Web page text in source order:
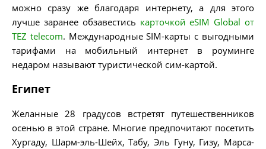
можно сразу же благодаря интернету, а для этого
лучше заранее обзавестись карточкой eSIM Global от
TEZ telecom. Международные SIM-карты с выгодными
тарифами на мобильный интернет в роуминге
недаром называют туристической сим-картой.
Египет
Желанные 28 градусов встретят путешественников
осенью в этой стране. Многие предпочитают посетить
Хургаду, Шарм-эль-Шейх, Табу, Эль Гуну, Гизу, Марса-